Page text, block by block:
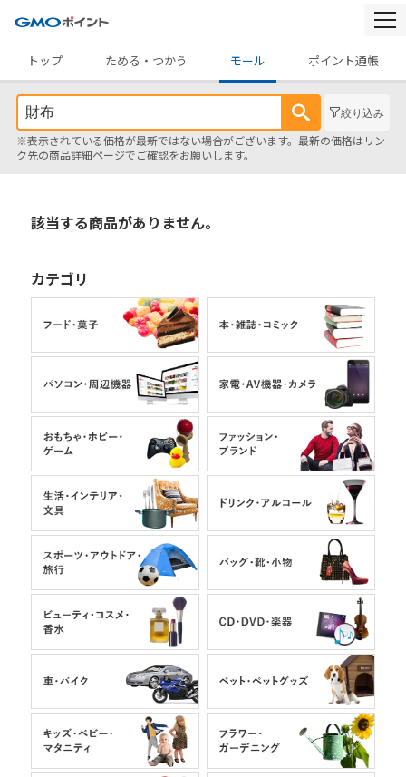
トップ
ためる・つかう モール ポイント通帳
絞り込み
※表示されている価格が最新ではない場合がございます。最新の価格はリン
ク先の商品詳細ページでご確認をお願いします。
該当する商品がありません。
カテゴリ